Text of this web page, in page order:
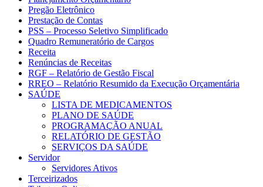
Pregão Eletrônico
Prestação de Contas
PSS – Processo Seletivo Simplificado
Quadro Remuneratório de Cargos
Receita
Renúncias de Receitas
RGF – Relatório de Gestão Fiscal
RREO – Relatório Resumido da Execução Orçamentária
SAÚDE
LISTA DE MEDICAMENTOS
PLANO DE SAÚDE
PROGRAMAÇÃO ANUAL
RELATÓRIO DE GESTÃO
SERVIÇOS DA SAÚDE
Servidor
Servidores Ativos
Terceirizados